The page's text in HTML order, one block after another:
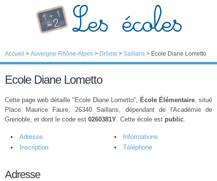
Accueil > Auvergne-Rhône-Alpes > Drôme > Saillans > Ecole Diane Lometto
Ecole Diane Lometto
Cette page web détaille "Ecole Diane Lometto", École Élémentaire, situé
Place Maurice Faure, 26340 Saillans, dépendant de l'Académie de
Grenoble, et dont le code est 0260381Y. Cette école est public.
Adresse
Informations
Inscription
Téléphone
Adresse